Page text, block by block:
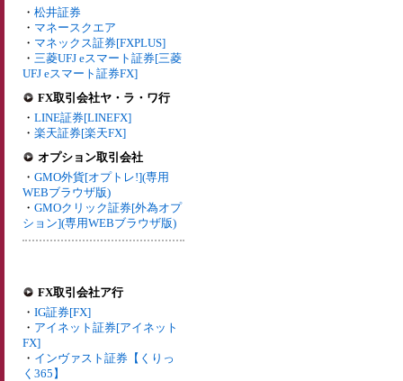
・ 松井証券
・ マネースクエア
・ マネックス証券[FXPLUS]
・ 三菱UFJ eスマート証券[三菱
UFJ eスマート証券FX]
FX取引会社ヤ・ラ・ワ行
・ LINE証券[LINEFX]
・ 楽天証券[楽天FX]
オプション取引会社
・ GMO外貨[オプトレ!](専用
WEBブラウザ版)
・ GMOクリック証券[外為オプ
ション](専用WEBブラウザ版)
FX取引会社ア行
・ IG証券[FX]
・ アイネット証券[アイネット
FX]
・ インヴァスト証券【くりっ
く365】